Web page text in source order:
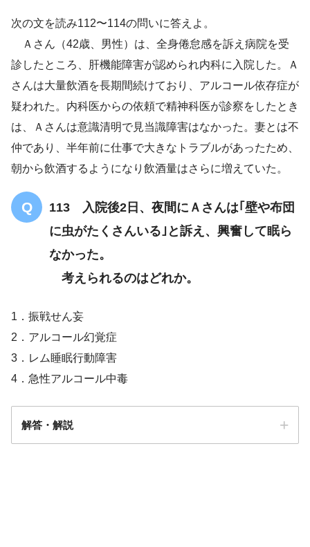
意識清明で見当識障害はなかった
朝から
飲酒するようになり飲酒量はさらに増えていた
次の文を読み112〜114の問いに答えよ。
Ａさん（42歳、男性）は、全身倦怠感を訴え病院を受
診したところ、肝機能障害が認められ内科に入院した。Ａ
さんは大量飲酒を長期間続けており、アルコール依存症が
疑われた。内科医からの依頼で精神科医が診察をしたとき
は、Ａさんは意識清明で見当識障害はなかった。妻とは不
仲であり、半年前に仕事で大きなトラブルがあったため、
朝から飲酒するようになり飲酒量はさらに増えていた。
113 入院後2日、夜間にＡさんは｢壁や布団
に虫がたくさんいる｣と訴え、興奮して眠ら
なかった。
考えられるのはどれか。
1．振戦せん妄
2．アルコール幻覚症
3．レム睡眠行動障害
4．急性アルコール中毒
解答・解説